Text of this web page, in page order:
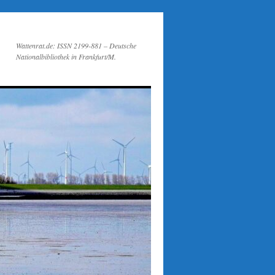
Wattenrat.de: ISSN 2199-881 – Deutsche
Nationalbibliothek in Frankfurt/M.